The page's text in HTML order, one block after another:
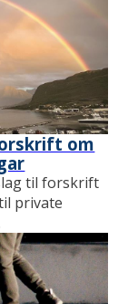
om
til forskrift
private